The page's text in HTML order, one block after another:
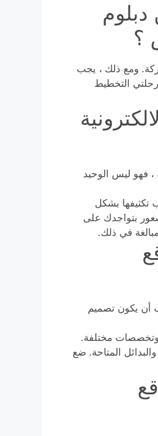
؟
ومع ذلك ، يجب
التخطيط
فهو ليس الوحيد
تكثيفها بشكل
بتواجدك على
في ذلك.
أن يكون تصميم
وتخصصات مختلفة.
المتاحة. ضع